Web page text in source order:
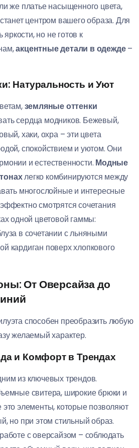
же платье насыщенного цвета,
центром вашего образа. Для
яркости, но не готов к
акцентные детали в одежде–
Натуральность и Уют
земляные оттенки
сердца модников. Бежевый,
хаки, охра – эти цвета
спокойствием и уютом. Они
и естественности. Модные
легко комбинируются между
многослойные и интересные
смотрятся сочетания
одной цветовой гаммы:
в сочетании с льняными
кардиган поверх хлопкового
От Оверсайза до
способен преобразить любую
желаемый характер.
и Комфорт в Трендах
из ключевых трендов.
свитера, широкие брюки и
элементы, которые позволяют
но при этом стильный образ.
с оверсайзом – соблюдать